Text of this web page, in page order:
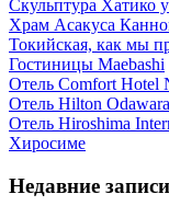
Скульптура Хатико
Храм Асакуса
Токийская, как мы
Гостиницы Maebashi
Отель Comfort Hotel
Отель Hilton
Отель Hiroshima
Хиросиме
Недавние записи